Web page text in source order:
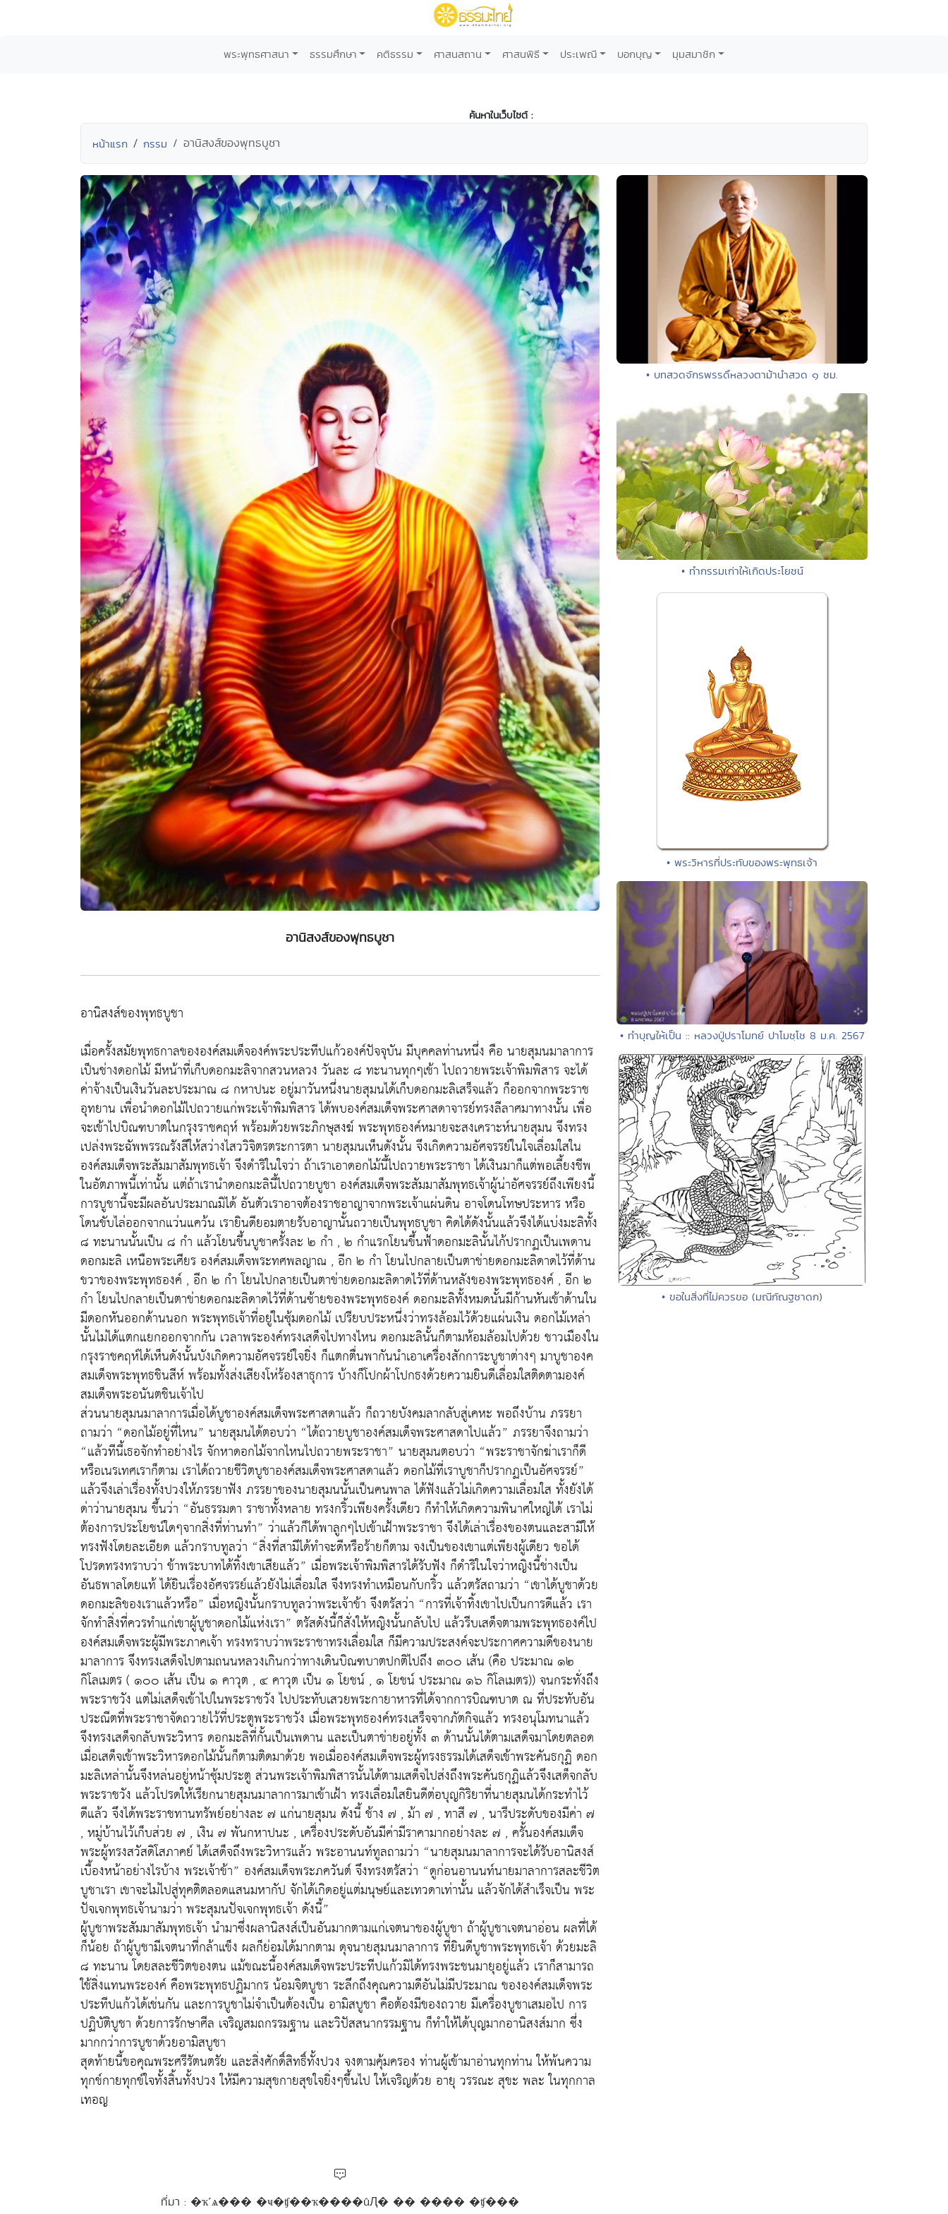
พระพุทธศาสนา ธรรมศึกษา คติธรรม ศาสนสถาน ศาสนพิธี ประเพณี บอกบุญ มุมสมาชิก
ค้นหาในเว็บไซต์ :
หน้าแรก กรรม อานิสงส์ของพุทธบูชา
อานิสงส์ของพุทธบูชา
อานิสงส์ของพุทธบูชา
เมื่อครั้งสมัยพุทธกาลขององค์สมเด็จองค์พระประทีปแก้วองค์ปัจจุบัน มีบุคคลท่านหนึ่ง คือ นายสุมนมาลาการ
เป็นช่างดอกไม้ มีหน้าที่เก็บดอกมะลิจากสวนหลวง วันละ ๘ ทะนานทุกๆเช้า ไปถวายพระเจ้าพิมพิสาร จะได้
ค่าจ้างเป็นเงินวันละประมาณ ๘ กหาปนะ อยู่มาวันหนึ่งนายสุมนได้เก็บดอกมะลิเสร็จแล้ว ก็ออกจากพระราช
อุทยาน เพื่อนำดอกไม้ไปถวายแก่พระเจ้าพิมพิสาร ได้พบองค์สมเด็จพระศาสดาจารย์ทรงลีลาศมาทางนั้น เพื่อ
จะเข้าไปบิณฑบาตในกรุงราชคฤห์ พร้อมด้วยพระภิกษุสงฆ์ พระพุทธองค์หมายจะสงเคราะห์นายสุมน จึงทรง
เปล่งพระฉัพพรรณรังสีให้สว่างไสววิจิตรตระการตา นายสุมนเห็นดังนั้น จึงเกิดความอัศจรรย์ในใจเลื่อมใสใน
องค์สมเด็จพระสัมมาสัมพุทธเจ้า จึงดำริในใจว่า ถ้าเราเอาดอกไม้นี้ไปถวายพระราชา ได้เงินมาก็แต่พอเลี้ยงชีพ
ในอัตภาพนี้เท่านั้น แต่ถ้าเรานำดอกมะลินี้ไปถวายบูชา องค์สมเด็จพระสัมมาสัมพุทธเจ้าผู้น่าอัศจรรย์ถึงเพียงนี้
การบูชานี้จะมีผลอันประมาณมิได้ อันตัวเราอาจต้องราชอาญาจากพระเจ้าแผ่นดิน อาจโดนโทษประหาร หรือ
โดนขับไล่ออกจากแว่นแคว้น เรายินดียอมตายรับอาญานั้นถวายเป็นพุทธบูชา คิดได้ดังนั้นแล้วจึงได้แบ่งมะลิทั้ง
๘ ทะนานนั้นเป็น ๘ กำ แล้วโยนขึ้นบูชาครั้งละ ๒ กำ , ๒ กำแรกโยนขึ้นฟ้าดอกมะลินั้นไก้ปรากฏเป็นเพดาน
ดอกมะลิ เหนือพระเศียร องค์สมเด็จพระทศพลญาณ , อีก ๒ กำ โยนไปกลายเป็นตาข่ายดอกมะลิดาดไว้ที่ด้าน
ขวาของพระพุทธองค์ , อีก ๒ กำ โยนไปกลายเป็นตาข่ายดอกมะลิดาดไว้ที่ด้านหลังของพระพุทธองค์ , อีก ๒
กำ โยนไปกลายเป็นตาข่ายดอกมะลิดาดไว้ที่ด้านซ้ายของพระพุทธองค์ ดอกมะลิทั้งหมดนั้นมีก้านหันเข้าด้านใน
มีดอกหันออกด้านนอก พระพุทธเจ้าที่อยู่ในซุ้มดอกไม้ เปรียบประหนึ่งว่าทรงล้อมไว้ด้วยแผ่นเงิน ดอกไม้เหล่า
นั้นไม่ได้แตกแยกออกจากกัน เวลาพระองค์ทรงเสด็จไปทางไหน ดอกมะลินั้นก็ตามห้อมล้อมไปด้วย ชาวเมืองใน
กรุงราชคฤห์ได้เห็นดังนั้นบังเกิดความอัศจรรย์ใจยิ่ง ก็แตกตื่นพากันนำเอาเครื่องสักการะบูชาต่างๆ มาบูชาองค
สมเด็จพระพุทธชินสีห์ พร้อมทั้งส่งเสียงโห่ร้องสาธุการ บ้างก็โปกผ้าโปกธงด้วยความยินดีเลื่อมใสติดตามองค์
สมเด็จพระอนันตชินเจ้าไป
ส่วนนายสุมนมาลาการเมื่อได้บูชาองค์สมเด็จพระศาสดาแล้ว ก็ถวายบังคมลากลับสู่เคหะ พอถึงบ้าน ภรรยา
ถามว่า “ดอกไม้อยู่ที่ไหน” นายสุมนได้ตอบว่า “ได้ถวายบูชาองค์สมเด็จพระศาสดาไปแล้ว” ภรรยาจึงถามว่า
“แล้วทีนี้เธอจักทำอย่างไร จักหาดอกไม้จากไหนไปถวายพระราชา” นายสุมนตอบว่า “พระราชาจักฆ่าเราก็ดี
หรือเนรเทศเราก็ตาม เราได้ถวายชีวิตบูชาองค์สมเด็จพระศาสดาแล้ว ดอกไม้ที่เราบูชาก็ปรากฏเป็นอัศจรรย์”
แล้วจึงเล่าเรื่องทั้งปวงให้ภรรยาฟัง ภรรยาของนายสุมนนั้นเป็นคนพาล ได้ฟังแล้วไม่เกิดความเลื่อมใส ทั้งยังได้
ด่าว่านายสุมน ขึ้นว่า “อันธรรมดา ราชาทั้งหลาย ทรงกริ้วเพียงครั้งเดียว ก็ทำให้เกิดความพินาศใหญ่ได้ เราไม่
ต้องการประโยชน์ใดๆจากสิ่งที่ท่านทำ” ว่าแล้วก็ได้พาลูกๆไปเข้าเฝ้าพระราชา จึงได้เล่าเรื่องของตนและสามีให้
ทรงฟังโดยละเอียด แล้วกราบทูลว่า “สิ่งที่สามีได้ทำจะดีหรือร้ายก็ตาม จงเป็นของเขาแต่เพียงผู้เดียว ขอได้
โปรดทรงทราบว่า ข้าพระบาทได้ทิ้งเขาเสียแล้ว” เมื่อพระเจ้าพิมพิสารได้รับฟัง ก็ดำริในใจว่าหญิงนี้ช่างเป็น
อันธพาลโดยแท้ ได้ยินเรื่องอัศจรรย์แล้วยังไม่เลื่อมใส จึงทรงทำเหมือนกับกริ้ว แล้วตรัสถามว่า “เขาได้บูชาด้วย
ดอกมะลิของเราแล้วหรือ” เมื่อหญิงนั้นกราบทูลว่าพระเจ้าข้า จึงตรัสว่า “การที่เจ้าทิ้งเขาไปเป็นการดีแล้ว เรา
จักทำสิ่งที่ควรทำแก่เขาผู้บูชาดอกไม้แห่งเรา” ตรัสดังนี้ก็สั่งให้หญิงนั้นกลับไป แล้วรีบเสด็จตามพระพุทธองค์ไป
องค์สมเด็จพระผู้มีพระภาคเจ้า ทรงทราบว่าพระราชาทรงเลื่อมใส ก็มีความประสงค์จะประกาศความดีของนาย
มาลาการ จึงทรงเสด็จไปตามถนนหลวงเกินกว่าทางเดินบิณฑบาตปกติไปถึง ๓๐๐ เส้น (คือ ประมาณ ๑๒
กิโลเมตร ( ๑๐๐ เส้น เป็น ๑ คาวุต , ๔ คาวุต เป็น ๑ โยชน์ , ๑ โยชน์ ประมาณ ๑๖ กิโลเมตร)) จนกระทั่งถึง
พระราชวัง แต่ไม่เสด็จเข้าไปในพระราชวัง ไปประทับเสวยพระกายาหารที่ได้จากการบิณฑบาต ณ ที่ประทับอัน
ประณีตที่พระราชาจัดถวายไว้ที่ประตูพระราชวัง เมื่อพระพุทธองค์ทรงเสร็จจากภัตกิจแล้ว ทรงอนุโมทนาแล้ว
จึงทรงเสด็จกลับพระวิหาร ดอกมะลิที่กั้นเป็นเพดาน และเป็นตาข่ายอยู่ทั้ง ๓ ด้านนั้นได้ตามเสด็จมาโดยตลอด
เมื่อเสด็จเข้าพระวิหารดอกไม้นั้นก็ตามติดมาด้วย พอเมื่อองค์สมเด็จพระผู้ทรงธรรมได้เสด็จเข้าพระคันธกุฏิ ดอก
มะลิเหล่านั้นจึงหล่นอยู่หน้าซุ้มประตู ส่วนพระเจ้าพิมพิสารนั้นได้ตามเสด็จไปส่งถึงพระคันธกุฏิแล้วจึงเสด็จกลับ
พระราชวัง แล้วโปรดให้เรียกนายสุมนมาลาการมาเข้าเฝ้า ทรงเลื่อมใสยินดีต่อบุญกิริยาที่นายสุมนได้กระทำไว้
ดีแล้ว จึงได้พระราชทานทรัพย์อย่างละ ๗ แก่นายสุมน ดังนี้ ช้าง ๗ , ม้า ๗ , ทาสี ๗ , นารีประดับของมีค่า ๗
, หมู่บ้านไว้เก็บส่วย ๗ , เงิน ๗ พันกหาปนะ , เครื่องประดับอันมีค่ามีราคามากอย่างละ ๗ , ครั้นองค์สมเด็จ
พระผู้ทรงสวัสดิโสภาคย์ ได้เสด็จถึงพระวิหารแล้ว พระอานนท์ทูลถามว่า “นายสุมนมาลาการจะได้รับอานิสงส์
เบื้องหน้าอย่างไรบ้าง พระเจ้าข้า” องค์สมเด็จพระภควันต์ จึงทรงตรัสว่า “ดูก่อนอานนท์นายมาลาการสละชีวิต
บูชาเรา เขาจะไม่ไปสู่ทุคติตลอดแสนมหากัป จักได้เกิดอยู่แต่มนุษย์และเทวดาเท่านั้น แล้วจักได้สำเร็จเป็น พระ
ปัจเจกพุทธเจ้านามว่า พระสุมนปัจเจกพุทธเจ้า ดังนี้”
ผู้บูชาพระสัมมาสัมพุทธเจ้า นำมาซึ่งผลานิสงส์เป็นอันมากตามแก่เจตนาของผู้บูชา ถ้าผู้บูชาเจตนาอ่อน ผลที่ได้
ก็น้อย ถ้าผู้บูชามีเจตนาที่กล้าแข็ง ผลก็ย่อมได้มากตาม ดุจนายสุมนมาลาการ ที่ยินดีบูชาพระพุทธเจ้า ด้วยมะลิ
๘ ทะนาน โดยสละชีวิตของตน แม้ขณะนี้องค์สมเด็จพระประทีปแก้วมิได้ทรงพระชนมายุอยู่แล้ว เราก็สามารถ
ใช้สิ่งแทนพระองค์ คือพระพุทธปฏิมากร น้อมจิตบูชา ระลึกถึงคุณความดีอันไม่มีประมาณ ขององค์สมเด็จพระ
ประทีปแก้วได้เช่นกัน และการบูชาไม่จำเป็นต้องเป็น อามิสบูชา คือต้องมีของถวาย มีเครื่องบูชาเสมอไป การ
ปฏิบัติบูชา ด้วยการรักษาศีล เจริญสมถกรรมฐาน และวิปัสสนากรรมฐาน ก็ทำให้ได้บุญมากอานิสงส์มาก ซึ่ง
มากกว่าการบูชาด้วยอามิสบูชา
สุดท้ายนี้ขอคุณพระศรีรัตนตรัย และสิ่งศักดิ์สิทธิ์ทั้งปวง จงตามคุ้มครอง ท่านผู้เข้ามาอ่านทุกท่าน ให้พ้นความ
ทุกข์กายทุกข์ใจทั้งสิ้นทั้งปวง ให้มีความสุขกายสุขใจยิ่งๆขึ้นไป ให้เจริญด้วย อายุ วรรณะ สุขะ พละ ในทุกกาล
เทอญ
ที่มา : �ҡ˹ѧ��� �ҹ�ʧ��ҡ����ûԮ� �� ���� �ʧ���
• บทสวดจักรพรรดิ์หลวงตาม้านำสวด ๑ ชม.
• ทำกรรมเก่าให้เกิดประโยชน์
• พระวิหารที่ประทับของพระพุทธเจ้า
• ทำบุญให้เป็น :: หลวงปู่ปราโมทย์ ปาโมชฺโช 8 ม.ค. 2567
• ขอในสิ่งที่ไม่ควรขอ (มณีกัณฐชาดก)